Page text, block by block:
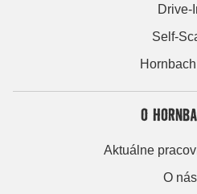
Drive-
Self-
O
Aktuálne
O nás